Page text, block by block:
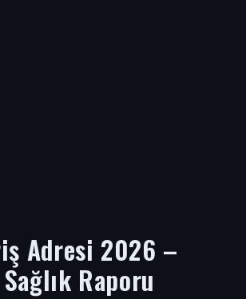
Adresi 2026 –
Raporu